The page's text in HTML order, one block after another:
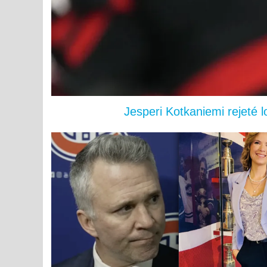
Jesperi Kotkaniemi rejeté